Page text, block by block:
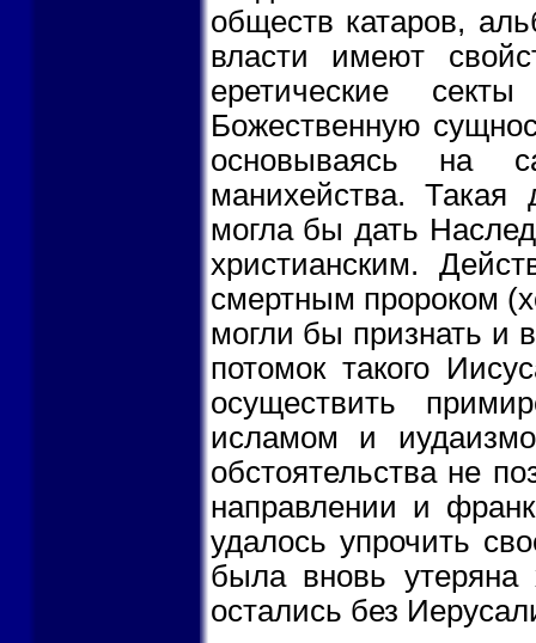
обществ катаров,
власти имеют
еретические
Божественную
основываясь на
манихейства.
могла бы дать
христианским.
смертным пророком
могли бы признать и
потомок такого
осуществить
исламом и
обстоятельства не
направлении и
удалось упрочить
была вновь
остались без